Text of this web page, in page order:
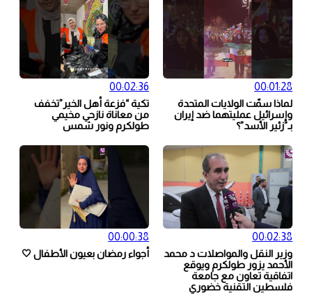
00:01:28
لماذا سمّت الولايات المتحدة
وإسرائيل عمليتهما ضد إيران
بـ”زئير الأسد”؟
00:02:36
تكية “فزعة أهل الخير”تخفف
من معاناة نازحي مخيمي
طولكرم ونور شمس
00:02:38
وزير النقل والمواصلات د محمد
الأحمد يزور طولكرم ويوقع
اتفاقية تعاون مع جامعة
فلسطين التقنية خضوري
00:00:38
أجواء رمضان بعيون الأطفال 🤍